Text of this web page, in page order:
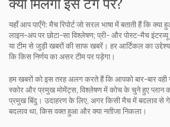
क्या मिलेगा इस टैग पर?
यहाँ आप पाएँगे: मैच रिपोर्ट जो सरल भाषा में बताती हैं कि
लाइन-अप पर छोटा-सा विश्लेषण; प्री- और पोस्ट-मैच
या टीम से जुड़ी खबरों की साफ खबरें। हर आर्टिकल का
कि किस निर्णय का असर टीम पर पड़ेगा।
हम खबरों को इस तरह अलग करते हैं कि आपको बार-बार वही
स्कोर और प्रमुख मोमेंट्स, विश्लेषण में कोच के चुने हुए प्लान
प्रमुख बिंदु। उदाहरण के लिए, अगर किसी मैच में बदलाव से
बदलाव था, किस वक्त हुआ और क्या नतीजा निकला।